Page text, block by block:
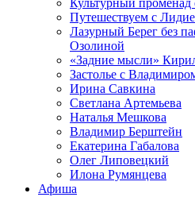
Культурный променад
Путешествуем с
Лазурный Берег без
Озолиной
«Задние мысли»
Застолье с
Ирина Савкина
Светлана Артемьева
Наталья Мешкова
Владимир Берштейн
Екатерина Габалова
Олег Липовецкий
Илона Румянцева
Афиша